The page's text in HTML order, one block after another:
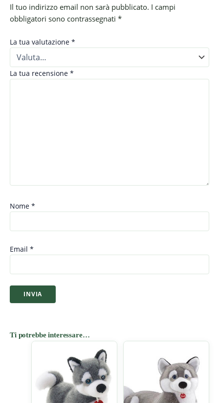
Il tuo indirizzo email non sarà pubblicato. I campi
obbligatori sono contrassegnati *
La tua valutazione *
La tua recensione *
Nome *
Email *
Ti potrebbe interessare…